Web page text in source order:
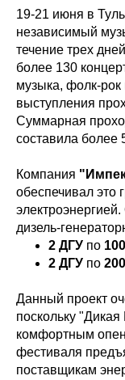
19-21 июня в
независимый
течение трех
более 130
музыка, фолк-
выступления
Суммарная
составила более
Компания
обеспечивал это
дизель-
2 ДГУ по
2 ДГУ по
Данный проект
поскольку
комфортным
фестиваля
поставщикам